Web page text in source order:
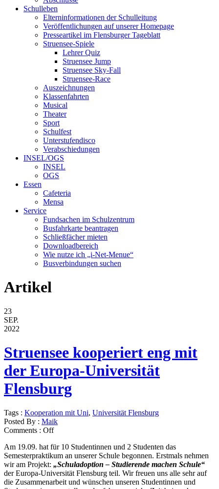
Schulleben
Elterninformationen der Schulleitung
Veröffentlichungen auf unserer Homepage
Presseartikel im Flensburger Tageblatt
Struensee-Spiele
Lehrer Quiz
Struensee Jump
Struensee Sky-Fall
Struensee-Race
Auszeichnungen
Klassenfahrten
Musical
Theater
Sport
Schulfest
Unterstufendisco
Verabschiedungen
INSEL/OGS
INSEL
OGS
Essen
Cafeteria
Mensa
Service
Fundsachen im Schulzentrum
Busfahrkarte beantragen
Schließfächer mieten
Downloadbereich
Wie nutze ich „i-Net-Menue“
Busverbindungen suchen
Artikel
23
SEP.
2022
Struensee kooperiert eng mit
der Europa-Universität
Flensburg
Tags : Kooperation mit Uni, Universität Flensburg
Posted By : Maik
Comments : Off
Am 19.09. hat für 10 Studentinnen und 2 Studenten das
Semesterpraktikum an unserer Schule begonnen. Erstmals nehmen
wir am Projekt: „Schuladoption – Studierende machen Schule“
der Europa-Universität Flensburg teil. Wir freuen uns alle sehr auf
die Zusammenarbeit und wünschen unseren Studentinnen und